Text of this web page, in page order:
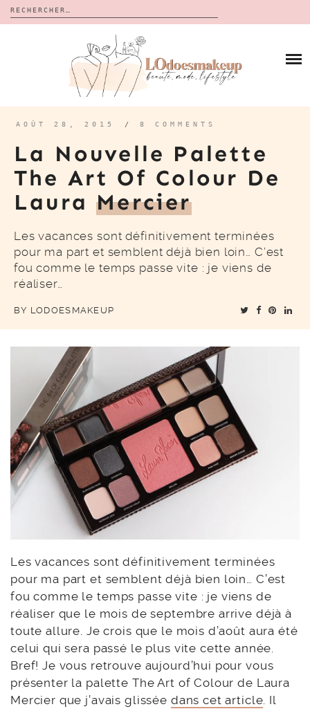
Rechercher :
CALENDRIERS DE L’AVENT
BON PLAN
À PROPOS
MES VIDÉOS
CONTACT
AOÛT 28, 2015 / 8 COMMENTS
La Nouvelle Palette
The Art Of Colour De
LauraMercier
Les vacances sont définitivement terminées
pour ma part et semblent déjà bien loin… C’est
fou comme le temps passe vite : je viens de
réaliser…
BY LODOESMAKEUP
Les vacances sont définitivement terminées
pour ma part et semblent déjà bien loin… C’est
fou comme le temps passe vite : je viens de
réaliser que le mois de septembre arrive déjà à
toute allure. Je crois que le mois d’août aura été
celui qui sera passé le plus vite cette année.
Bref! Je vous retrouve aujourd’hui pour vous
présenter la palette The Art of Colour de Laura
Mercier que j’avais glissée dans cet article . Il